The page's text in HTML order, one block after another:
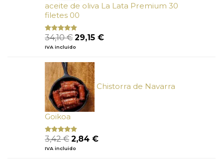
aceite de oliva La Lata Premium 30
filetes 00
Valorado
con
de 5
34,10€ El
precio
era:
34,10 €.
29,15 €El
IVA incluido
Chistorra de Navarra
Goikoa
Valorado
con
de 5
3,42€ El
precio
2,84 €El
IVA incluido